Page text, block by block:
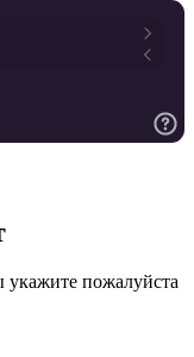
укажите пожалуйста